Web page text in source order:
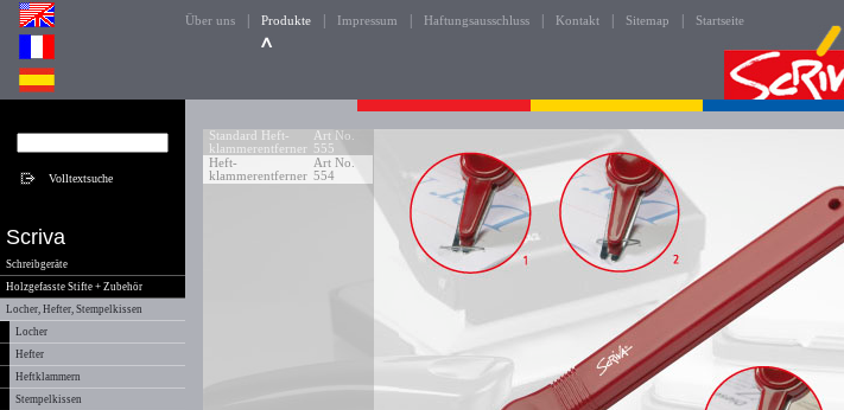
Über uns Produkte Impressum Haftungsausschluss Kontakt Sitemap Startseite
Scriva
Schreibgeräte
Holzgefasste Stifte + Zubehör
Locher, Hefter, Stempelkissen
Locher
Hefter
Heftklammern
Stempelkissen
Standard Heft-
klammerentferner
Art No.
555
Heft-
klammerentferner
Art No.
554